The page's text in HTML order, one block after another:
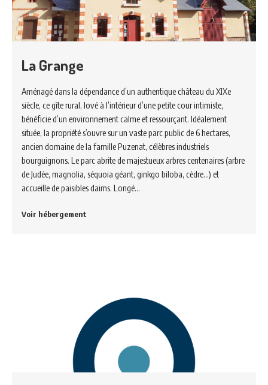
La Grange
Aménagé dans la dépendance d’un authentique château du XIXe
siècle, ce gîte rural, lové à l’intérieur d’une petite cour intimiste,
bénéficie d’un environnement calme et ressourçant. Idéalement
située, la propriété s’ouvre sur un vaste parc public de 6 hectares,
ancien domaine de la famille Puzenat, célèbres industriels
bourguignons. Le parc abrite de majestueux arbres centenaires (arbre
de Judée, magnolia, séquoia géant, ginkgo biloba, cèdre…) et
accueille de paisibles daims. Longé…
Voir hébergement